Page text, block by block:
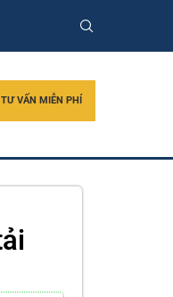
TƯ VẤN MIỄN PHÍ